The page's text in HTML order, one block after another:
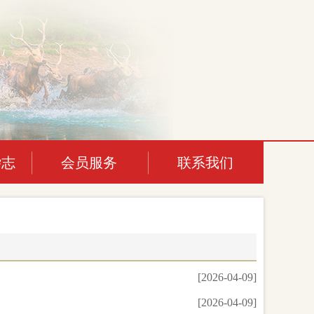
会员服务 联系我们
[2026-04-09]
[2026-04-09]